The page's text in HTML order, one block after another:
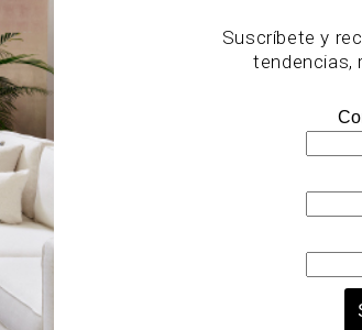
Suscríbete y
tendencias,